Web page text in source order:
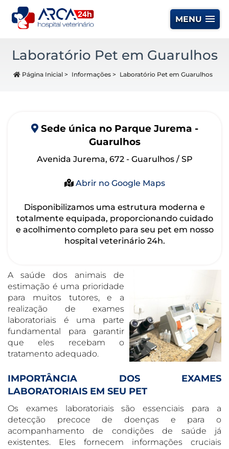
MENU
Laboratório Pet em Guarulhos
Página Inicial> Informações> Laboratório Pet em Guarulhos
Sede única no Parque Jurema -
Guarulhos
Avenida Jurema, 672 - Guarulhos / SP
Abrir no Google Maps
Disponibilizamos uma estrutura moderna e
totalmente equipada, proporcionando cuidado
e acolhimento completo para seu pet em nosso
hospital veterinário 24h.
A saúde dos animais de
estimação é uma prioridade
para muitos tutores, e a
realização de exames
laboratoriais é uma parte
fundamental para garantir
que eles recebam o
tratamento adequado.
IMPORTÂNCIA DOS EXAMES
LABORATORIAIS EM SEU PET
Os exames laboratoriais são essenciais para a
detecção precoce de doenças e para o
acompanhamento de condições de saúde já
existentes. Eles fornecem informações cruciais